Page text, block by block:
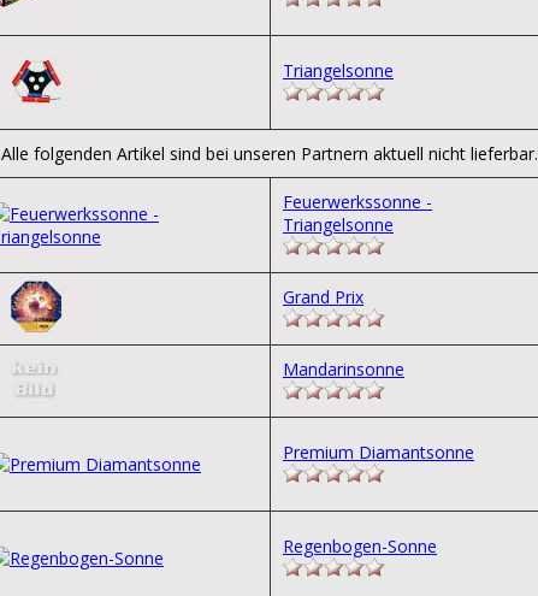
Triangelsonne
Alle folgenden Artikel sind bei unseren Partnern aktuell nicht lieferbar.
Feuerwerkssonne -
Triangelsonne
Grand Prix
Mandarinsonne
Premium Diamantsonne
Regenbogen-Sonne